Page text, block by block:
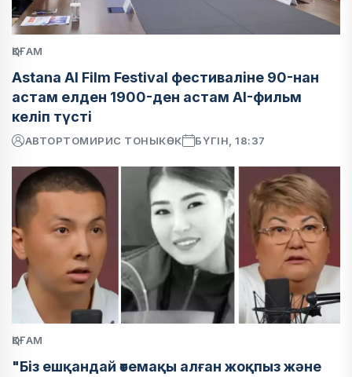
ҚОҒАМ
Astana AI Film Festival фестиваліне 90-нан
астам елден 1900-ден астам AI-фильм
келіп түсті
АВТОРТОМИРИС ТОНЫКӨК БҮГІН, 18:37
ҚОҒАМ
"Біз ешқандай өтемақы алған жоқпыз және